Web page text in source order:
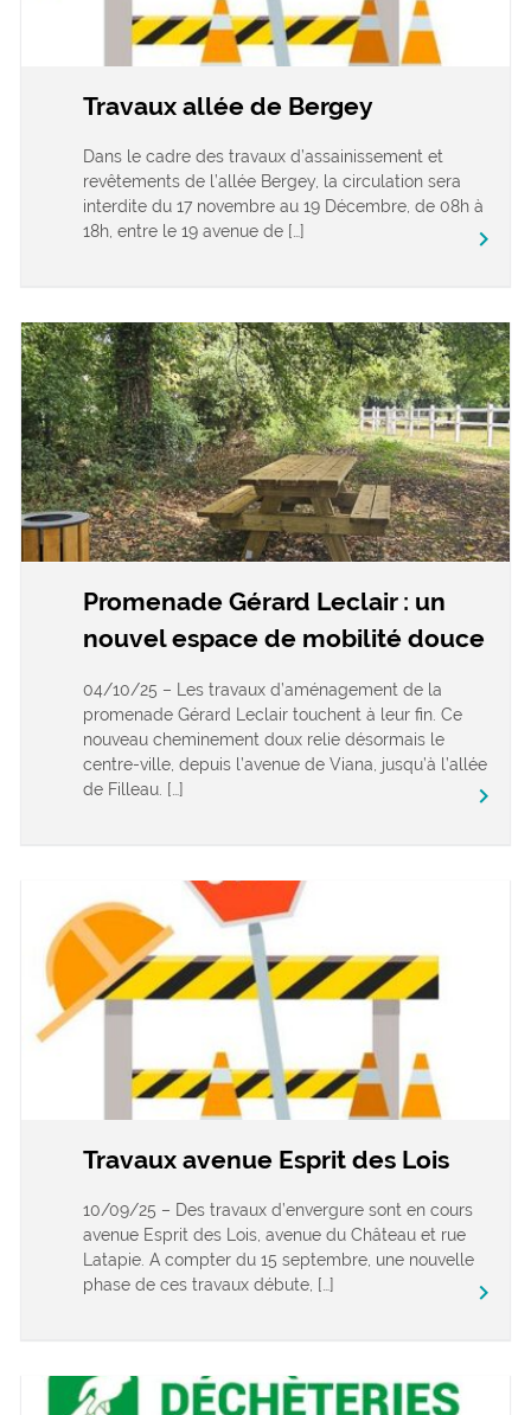
Travaux allée de Bergey
Dans le cadre des travaux d’assainissement et
revêtements de l’allée Bergey, la circulation sera
interdite du 17 novembre au 19 Décembre, de 08h à
18h, entre le 19 avenue de […]
keyboard_arrow_right
Promenade Gérard Leclair : un
nouvel espace de mobilité douce
04/10/25 – Les travaux d’aménagement de la
promenade Gérard Leclair touchent à leur fin. Ce
nouveau cheminement doux relie désormais le
centre-ville, depuis l’avenue de Viana, jusqu’à l’allée
de Filleau. […]
keyboard_arrow_right
Travaux avenue Esprit des Lois
10/09/25 – Des travaux d’envergure sont en cours
avenue Esprit des Lois, avenue du Château et rue
Latapie. A compter du 15 septembre, une nouvelle
phase de ces travaux débute, […]
keyboard_arrow_right